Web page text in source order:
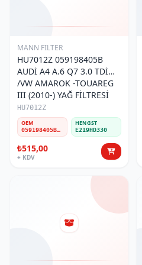
MANN FILTER
HU7012Z 059198405B
AUDİ A4 A.6 Q7 3.0 TDİ
/VW AMAROK -TOUAREG
III (2010-) YAĞ FİLTRESİ
HU7012Z
OEM
059198405B-059115561G
HENGST
E219HD330
₺515,00
+ KDV